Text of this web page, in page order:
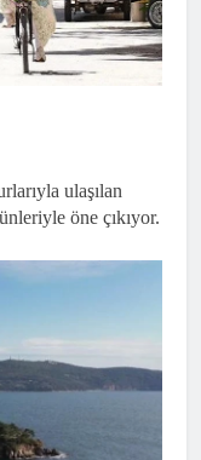
ulaşılan
öne çıkıyor.